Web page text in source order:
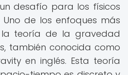
desafío para los físicos
de los enfoques más
la teoría de la gravedad
también conocida como
en inglés. Esta teoría